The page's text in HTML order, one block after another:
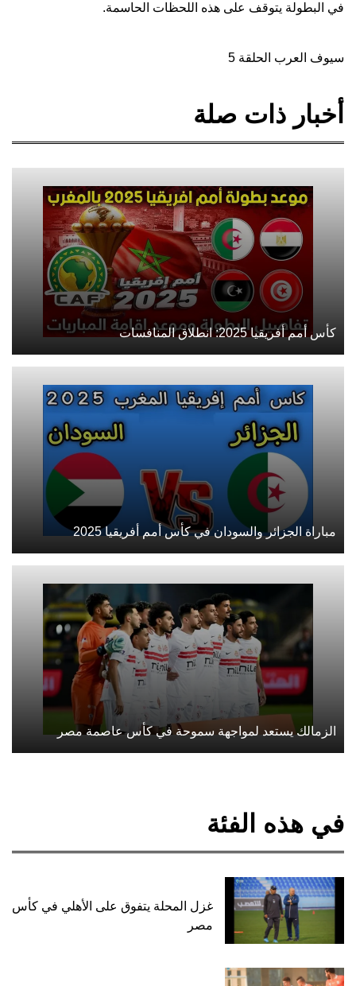
في البطولة يتوقف على هذه اللحظات الحاسمة.
سيوف العرب الحلقة 5
أخبار ذات صلة
كأس أمم أفريقيا 2025: انطلاق المنافسات
مباراة الجزائر والسودان في كأس أمم أفريقيا 2025
الزمالك يستعد لمواجهة سموحة في كأس عاصمة مصر
في هذه الفئة
غزل المحلة يتفوق على الأهلي في كأس
مصر